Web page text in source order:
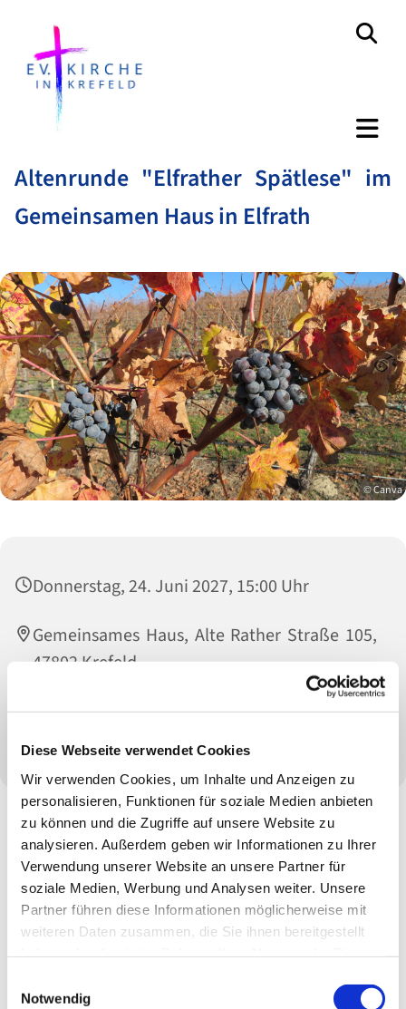
Diese Webseite verwendet Cookies
Wir verwenden Cookies, um Inhalte und Anzeigen zu
personalisieren, Funktionen für soziale Medien anbieten
zu können und die Zugriffe auf unsere Website zu
analysieren. Außerdem geben wir Informationen zu Ihrer
Verwendung unserer Website an unsere Partner für
soziale Medien, Werbung und Analysen weiter. Unsere
Partner führen diese Informationen möglicherweise mit
weiteren Daten zusammen, die Sie ihnen bereitgestellt
Notwendig
Altenrunde "Elfrather Spätlese" im
Gemeinsamen Haus in Elfrath
© Canva
Donnerstag, 24. Juni 2027, 15:00 Uhr
Gemeinsames Haus, Alte Rather Straße 105,
47802 Krefeld
Petra Engels (0157 73668891) und Uschi
Minkley (02151 476911)